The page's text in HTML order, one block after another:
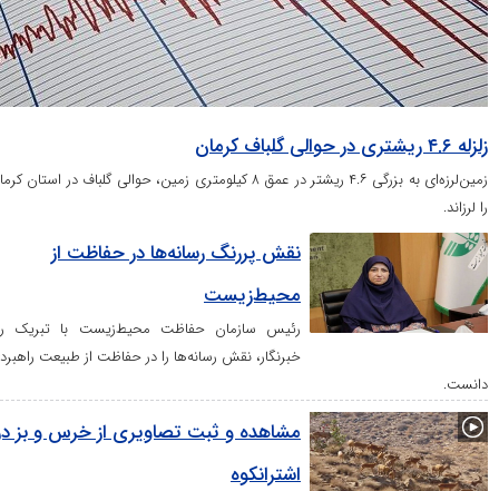
زمین‌لرزه‌ای به بزرگی ۴.۶ ریشتر در عمق ۸ کیلومتری زمین، حوالی گلباف در استان کرمان
نقش پررنگ رسانه‌ها در حفاظت از
محیط‌زیست
رئیس سازمان حفاظت محیط‌زیست با تبریک روز
خبرنگار، نقش رسانه‌ها را در حفاظت از طبیعت راهبردی
مشاهده و ثبت تصاویری از خرس و بز در
اشترانکوه